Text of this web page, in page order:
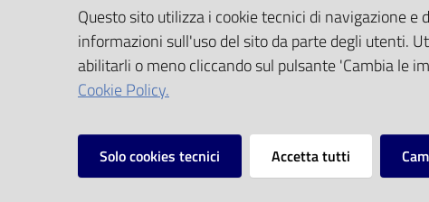
bim@comune.imola.bo.it
PEC
comune.imola@cert.provincia.bo.it
P.IVA 00523381200
C.F. 00794470377
Vai alla pagina
Questo sito utilizza i cookie tecnici di navigazione
informazioni sull'uso del sito da parte degli utenti.
abilitarli o meno cliccando sul pulsante 'Cambia le
Cookie Policy.
Solo cookies tecnici Accetta tutti